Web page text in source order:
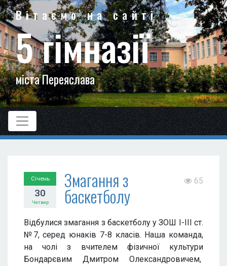
Вітаємо на сайті
5 гімназії
міста Переяслава
Січень
30
Четвер
Змагання з
баскетболу
65
Відбулися змагання з баскетболу у ЗОШ І-ІІІ ст.
№7, серед юнаків 7-8 класів. Наша команда,
на чолі з вчителем фізичної культури
Бондарєвим Дмитром Олександровичем,